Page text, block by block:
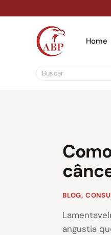
Home
BLOG,
angustia